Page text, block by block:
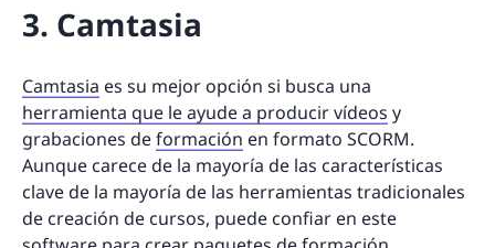
3. Camtasia
Camtasia es su mejor opción si busca una
herramienta que le ayude a producir vídeos y
grabaciones deformación en formato SCORM.
Aunque carece de la mayoría de las características
clave de la mayoría de las herramientas tradicionales
de creación de cursos, puede confiar en este